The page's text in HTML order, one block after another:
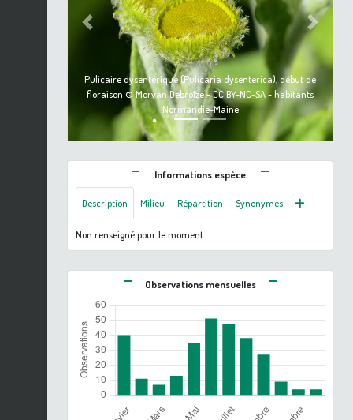
Pulicaire dysentérique (Pulicaria dysenterica), début de
floraison © Morvan Debroize - CC BY-NC-SA - habitants
Normandie-Maine
Previous Next
Informations espèce
Description Milieu Répartition Synonymes
Non renseigné pour le moment
Observations mensuelles